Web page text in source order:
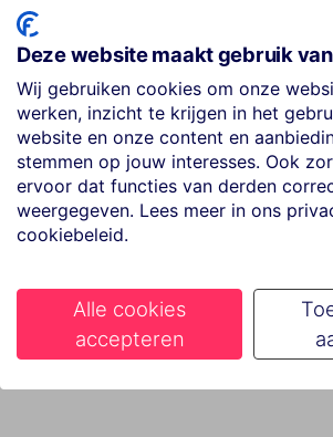
vliegtuig uit de Airbus A330-familie. De
en milieuvriendelijk vliegtuig. Condor
verschillende serviceniveaus aan aan
nieuwe vliegtuigen: Economy, Premium
Businessclass. De leren stoelen zijn
ergonomisch ontworpen, waardoor je
reis naar Barbados kunt beginnen. Met
krijg je meer beenruimte en talrijke
Deze website maakt gebruik
Wij gebruiken cookies om onze
werken, inzicht te krijgen in het
website en onze content en
stemmen op jouw interesses. Ook
ervoor dat functies van derden
weergegeven. Lees meer in ons
cookiebeleid.
Alle cookies
accepteren